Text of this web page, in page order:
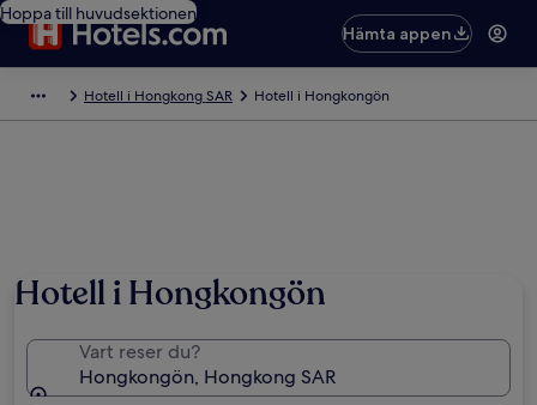
Hoppa till huvudsektionen
Hämta appen
Hotell i Hongkong SAR Hotell i Hongkongön
Hotell i Hongkongön
Vart reser du?
Hongkongön, Hongkong SAR